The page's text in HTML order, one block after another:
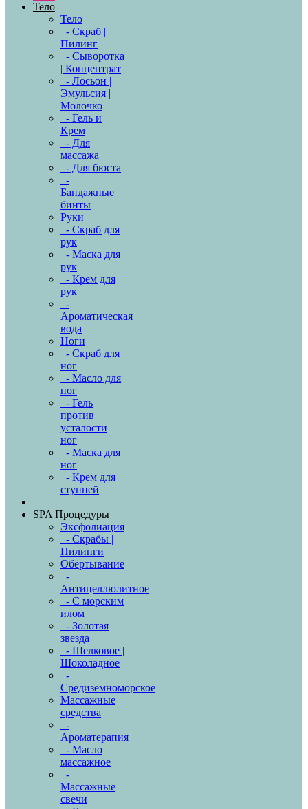
Тело
Тело
- Скраб |
Пилинг
- Сыворотка
| Концентрат
- Лосьон |
Эмульсия |
Молочко
- Гель и
Крем
- Для
массажа
- Для бюста
-
Бандажные
бинты
Руки
- Скраб для
рук
- Маска для
рук
- Крем для
рук
-
Ароматическая
вода
Ноги
- Скраб для
ног
- Масло для
ног
- Гель
против
усталости
ног
- Маска для
ног
- Крем для
ступней
SPA Процедуры
Эксфолиация
- Скрабы |
Пилинги
Обёртывание
-
Антицеллюлитное
- С морским
илом
- Золотая
звезда
- Шелковое |
Шоколадное
-
Средиземноморское
Массажные
средства
-
Ароматерапия
- Масло
массажное
-
Массажные
свечи